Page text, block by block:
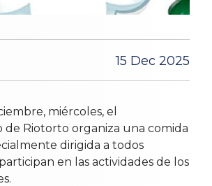
15 Dec 2025
miércoles, el
Riotorto organiza una comida
dirigida a todos
en las actividades de los